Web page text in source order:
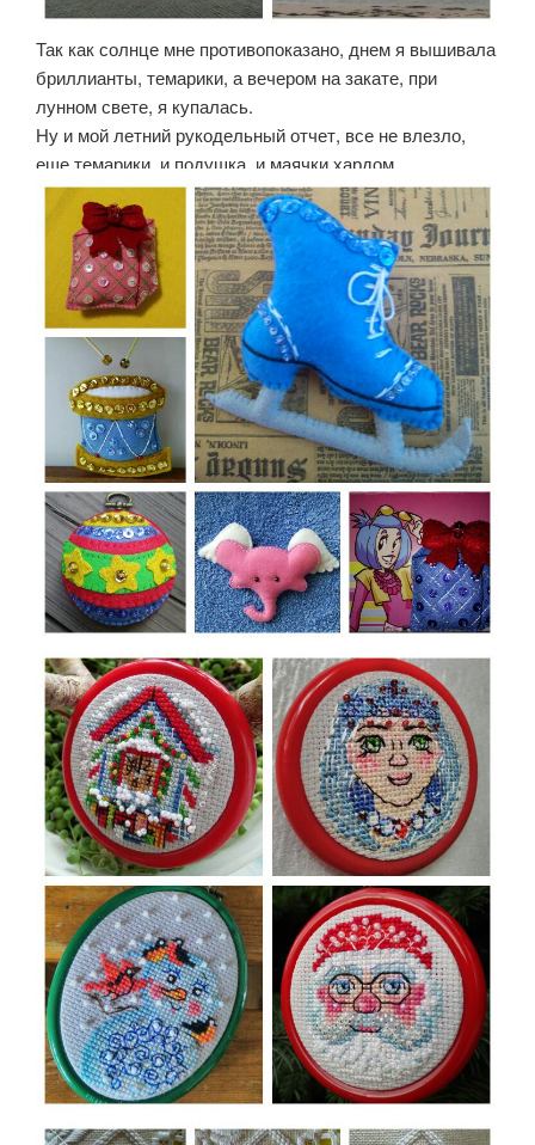
Так как солнце мне противопоказано, днем я вышивала
бриллианты, темарики, а вечером на закате, при
лунном свете, я купалась.
Ну и мой летний рукодельный отчет, все не влезло,
еще темарики, и подушка, и маячки хардом.